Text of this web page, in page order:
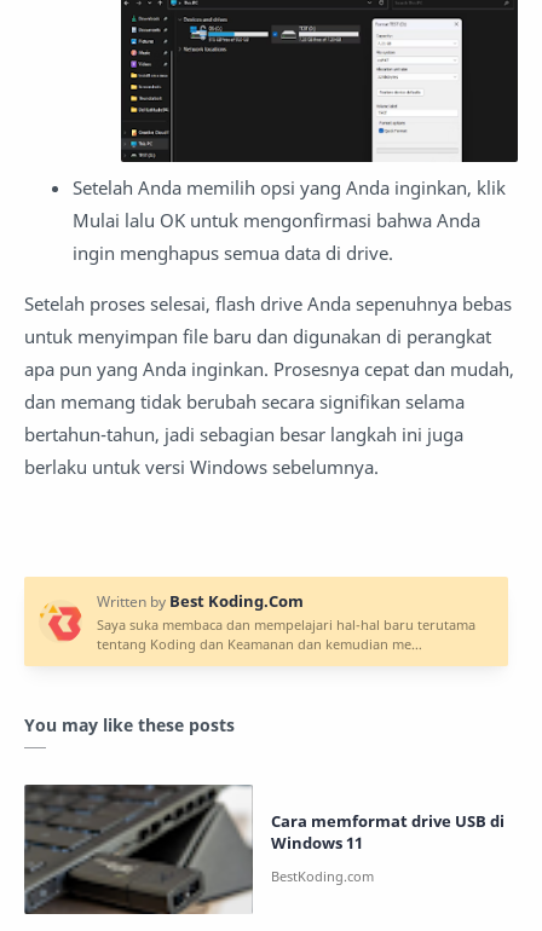
Setelah Anda memilih opsi yang Anda inginkan, klik
Mulai lalu OK untuk mengonfirmasi bahwa Anda
ingin menghapus semua data di drive.
Setelah proses selesai, flash drive Anda sepenuhnya bebas
untuk menyimpan file baru dan digunakan di perangkat
apa pun yang Anda inginkan. Prosesnya cepat dan mudah,
dan memang tidak berubah secara signifikan selama
bertahun-tahun, jadi sebagian besar langkah ini juga
berlaku untuk versi Windows sebelumnya.
You may like these posts
Cara memformat drive USB di
Windows 11